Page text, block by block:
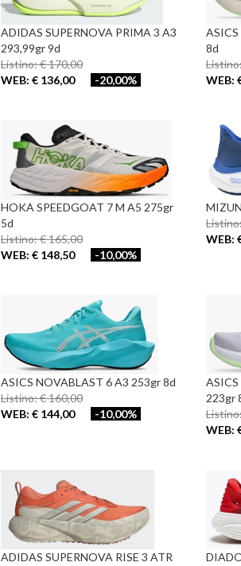
ADIDAS SUPERNOVA PRIMA 3 A3
293,99gr 9d
Listino: € 170,00
WEB: € 136,00
-20,00%
8d
WEB:
HOKA SPEEDGOAT 7 M A5 275gr
5d
Listino: € 165,00
WEB: € 148,50
-10,00%
WEB:
ASICS NOVABLAST 6 A3 253gr 8d
Listino: € 160,00
WEB: € 144,00
-10,00%
ASICS
223gr
WEB:
ADIDAS SUPERNOVA RISE 3 ATR